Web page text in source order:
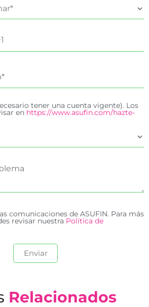
tener una cuenta vigente). Los
en https://www.asufin.com/hazte-
comunicaciones de ASUFIN. Para más
revisar nuestra Política de
Relacionados